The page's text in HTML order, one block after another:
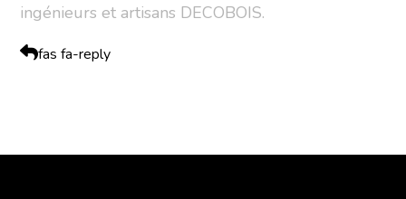
ingénieurs et artisans DECOBOIS.
fas fa-reply